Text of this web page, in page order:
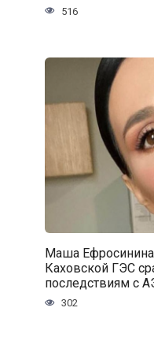
516
Маша Ефросинина
Каховской ГЭС
последствиям с
302